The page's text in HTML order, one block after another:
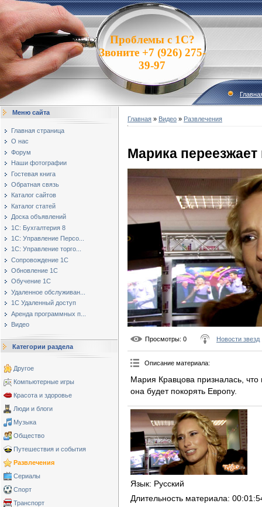
Проблемы с 1С?
Звоните +7 (926) 275-
39-97
Меню сайта
Главная страница
О нас
Форум
Наши фотографии
Гостевая книга
Обратная связь
Каталог сайтов
Каталог статей
Доска объявлений
1С: Бухгалтерия 8
1С: Управление Персо...
1С: Управление торго...
Сопровождение 1С
Обновление 1С
Обучение 1С
Удаленное обслуживан...
1С Удаленный доступ
Аренда программных п...
Видео
Категории раздела
Другое
Компьютерные игры
Красота и здоровье
Люди и блоги
Музыка
Общество
Путешествия и события
Развлечения
Сериалы
Спорт
Транспорт
Главная » Видео » Развлечения
Марика
Просмотры: 0 Новости звезд
Описание материала:
Мария Кравцова призналась,
она будет покорять Европу.
Язык: Русский
Длительность материала: